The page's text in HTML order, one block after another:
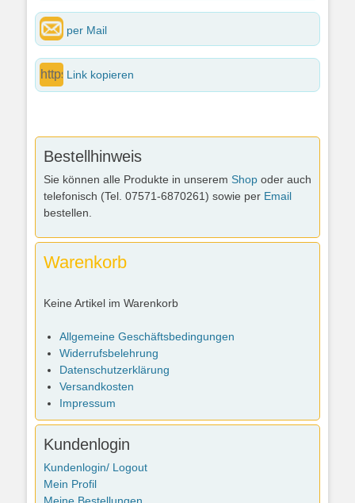
per Mail
Link kopieren
Bestellhinweis
Sie können alle Produkte in unserem Shop oder auch
telefonisch (Tel. 07571-6870261) sowie per Email
bestellen.
Warenkorb
Keine Artikel im Warenkorb
Allgemeine Geschäftsbedingungen
Widerrufsbelehrung
Datenschutzerklärung
Versandkosten
Impressum
Kundenlogin
Kundenlogin/ Logout
Mein Profil